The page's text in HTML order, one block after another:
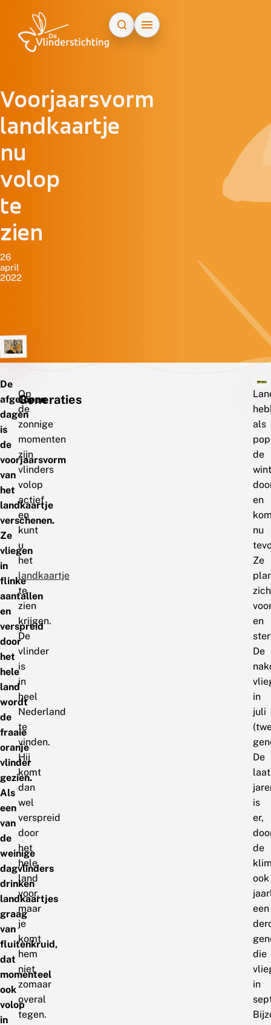
Voorjaarsvorm
landkaartje
nu
volop
te
zien
26
april
2022
De
afgelopen
dagen
is
de
voorjaarsvorm
van
het
landkaartje
verschenen.
Ze
vliegen
in
flinke
aantallen
en
verspreid
door
het
hele
land
wordt
de
fraaie
oranje
vlinder
gezien.
Als
een
van
de
weinige
dagvlinders
drinken
landkaartjes
graag
van
fluitenkruid,
dat
momenteel
ook
volop
in
Op
de
zonnige
momenten
zijn
vlinders
volop
actief
en
kunt
u
het
landkaartje
te
zien
krijgen.
De
vlinder
is
in
heel
Nederland
te
vinden.
Hij
komt
dan
wel
verspreid
door
het
hele
land
voor,
maar
je
komt
hem
niet
zomaar
overal
tegen.
Generaties
als
pop
de
en
nu
Ze
zich
en
De
in
juli
De
is
er,
de
ook
een
die
in